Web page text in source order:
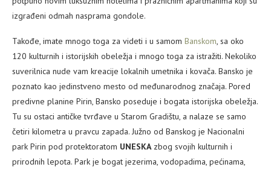
izgrađeni odmah nasprama gondole.
Takođe, imate mnogo toga za videti i u samom Banskom , sa oko
120 kulturnih i istorijskih obeležja i mnogo toga za istražiti. Nekoliko
suverilnica nude vam kreacije lokalnih umetnika i kovača. Bansko je
poznato kao jedinstveno mesto od međunarodnog značaja. Pored
predivne planine Pirin, Bansko poseduje i bogata istorijska obeležja.
Tu su ostaci antičke tvrđave u Starom Gradištu, a nalaze se samo
četiri kilometra u pravcu zapada. Južno od Banskog je Nacionalni
park Pirin pod protektoratom UNESKA zbog svojih kulturnih i
prirodnih lepota. Park je bogat jezerima, vodopadima, pećinama,